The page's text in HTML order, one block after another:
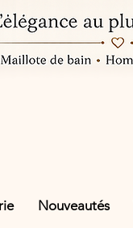
Nouveautés